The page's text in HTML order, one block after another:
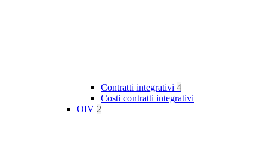
Contratti integrativi 4
Costi contratti integrativi
OIV 2